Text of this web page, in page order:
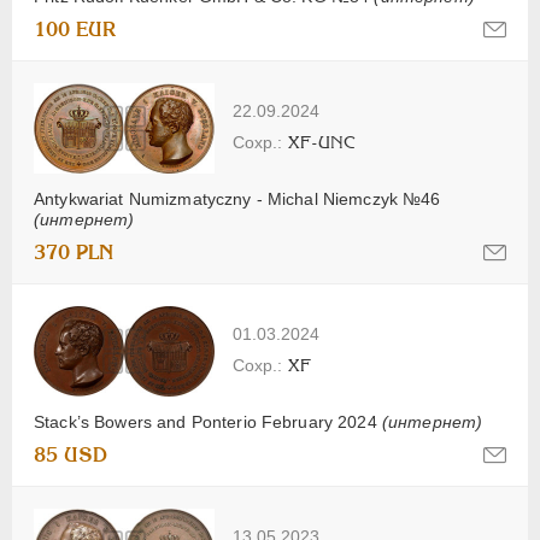
100 EUR
22.09.2024
Antykwariat Numizmatyczny - Michal Niemczyk №46
(интернет)
XF-UNC
370 PLN
01.03.2024
Stack’s Bowers and Ponterio February 2024 (интернет)
XF
85 USD
13.05.2023